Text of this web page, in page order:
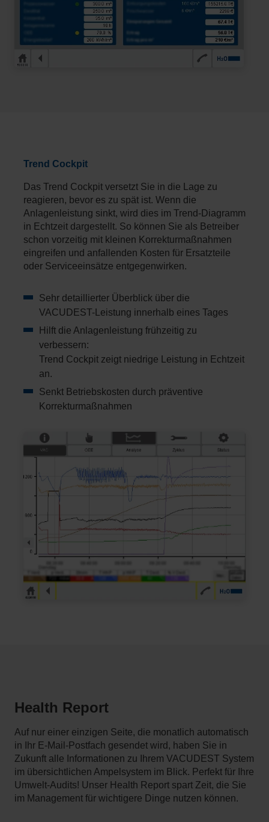
Trend Cockpit
Das Trend Cockpit versetzt Sie in die Lage zu
reagieren, bevor es zu spät ist. Wenn die
Anlagenleistung sinkt, wird dies im Trend-Diagramm
in Echtzeit dargestellt. So können Sie als Betreiber
schon vorzeitig mit kleinen Korrekturmaßnahmen
eingreifen und anfallenden Kosten für Ersatzteile
oder Serviceeinsätze entgegenwirken.
Sehr detaillierter Überblick über die
VACUDEST-Leistung innerhalb eines Tages
Hilft die Anlagenleistung frühzeitig zu
verbessern:
Trend Cockpit zeigt niedrige Leistung in Echtzeit
an.
Senkt Betriebskosten durch präventive
Korrekturmaßnahmen
Health Report
Auf nur einer einzigen Seite, die monatlich automatisch
in Ihr E-Mail-Postfach gesendet wird, haben Sie in
Zukunft alle Informationen zu Ihrem VACUDEST System
im übersichtlichen Ampelsystem im Blick. Perfekt für Ihre
Umwelt-Audits! Unser Health Report spart Zeit, die Sie
im Management für wichtigere Dinge nutzen können.